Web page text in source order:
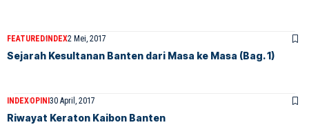
FEATUREDINDEX2 Mei, 2017
Sejarah Kesultanan Banten dari Masa ke Masa (Bag. 1)
INDEXOPINI 30 April, 2017
Riwayat Keraton Kaibon Banten